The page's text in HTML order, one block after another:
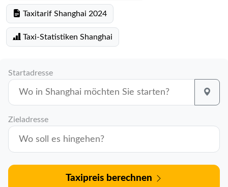
Taxitarif Shanghai 2024
Taxi-Statistiken Shanghai
Startadresse
Zieladresse
Taxipreis berechnen